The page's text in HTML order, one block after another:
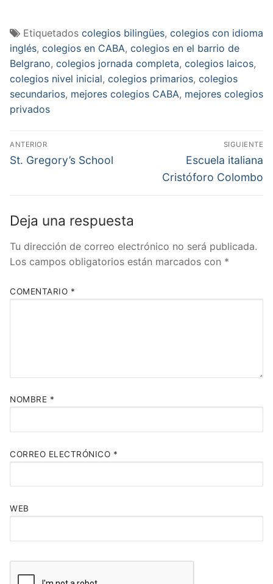
Etiquetados colegios bilingües, colegios con idioma
inglés, colegios en CABA, colegios en el barrio de
Belgrano, colegios jornada completa, colegios laicos,
colegios nivel inicial, colegios primarios, colegios
secundarios, mejores colegios CABA, mejores colegios
privados
Navegación
de
ANTERIOR
Entrada
St. Gregory’s School
SIGUIENTE
Entrada
siguiente:
Escuela italiana
Cristóforo Colombo
Deja una respuesta
Tu dirección de correo electrónico no será publicada.
Los campos obligatorios están marcados con *
COMENTARIO *
NOMBRE *
CORREO ELECTRÓNICO *
WEB